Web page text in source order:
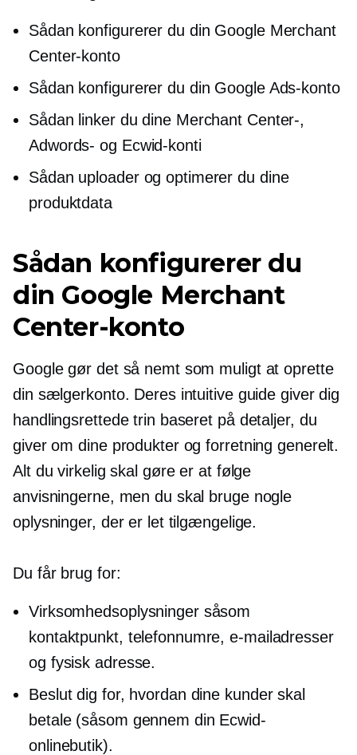
Sådan konfigurerer du din Google Merchant
Center-konto
Sådan konfigurerer du din Google Ads-konto
Sådan linker du dine Merchant Center-,
Adwords- og Ecwid-konti
Sådan uploader og optimerer du dine
produktdata
Sådan konfigurerer du
din Google Merchant
Center-konto
Google gør det så nemt som muligt at oprette
din sælgerkonto. Deres intuitive guide giver dig
handlingsrettede trin baseret på detaljer, du
giver om dine produkter og forretning generelt.
Alt du virkelig skal gøre er at følge
anvisningerne, men du skal bruge nogle
oplysninger, der er let tilgængelige.
Du får brug for:
Virksomhedsoplysninger såsom
kontaktpunkt, telefonnumre, e-mailadresser
og fysisk adresse.
Beslut dig for, hvordan dine kunder skal
betale (såsom gennem din Ecwid-
onlinebutik).